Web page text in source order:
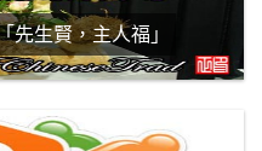
先生賢，主人福」